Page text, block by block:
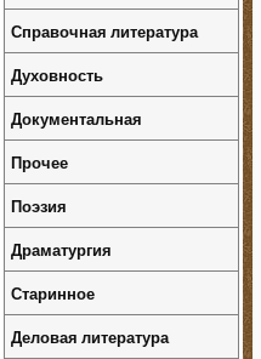
Справочная литература
Духовность
Документальная
Прочее
Поэзия
Драматургия
Старинное
Деловая литература